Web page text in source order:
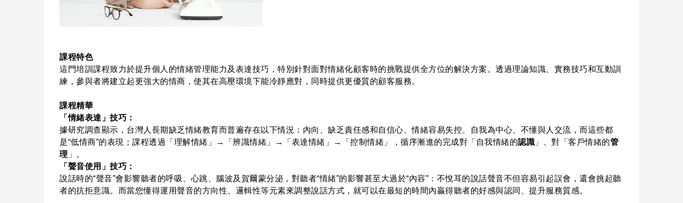
課程特色
這門培訓課程致力於提升個人的情緒管理能力及表達技巧，特別針對面對情緒化顧客時的挑戰提供全方位的解決方案。透過理論知識、實務技巧和互動訓
練，參與者將建立起更強大的情商，使其在高壓環境下能冷靜應對，同時提供更優質的顧客服務。
課程精華
「情緒表達」技巧：
據研究調查顯示，台灣人長期缺乏情緒教育而普遍存在以下情況：內向、缺乏責任感和自信心、情緒容易失控、自我為中心、不懂與人交流，而這些都
是“低情商”的表現；課程透過「理解情緒」→「辨識情緒」→「表達情緒」→「控制情緒」，循序漸進的完成對「自我情緒的認識 」、對「客戶情緒的管
理 」。
「聲音使用」技巧：
說話時的“聲音”會影響聽者的呼吸、心跳、腦波及賀爾蒙分泌，對聽者“情緒”的影響甚至大過於“內容”：不悅耳的說話聲音不但容易引起誤會，還會挑起聽
者的抗拒意識。而當您懂得運用聲音的方向性、邏輯性等元素來調整說話方式，就可以在最短的時間內贏得聽者的好感與認同、提升服務質感。